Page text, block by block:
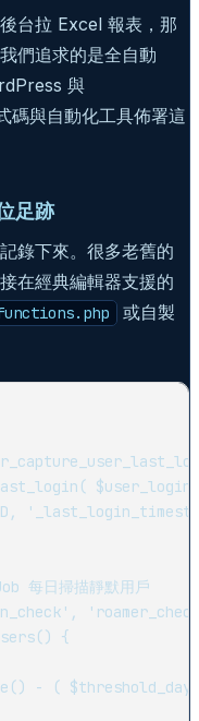
台拉 Excel 報表，那
們追求的是全自動
與
碼與自動化工具佈署這
足跡
錄下來。很多老舊的
在經典編輯器支援的
或自製
每日掃描靜默用戶
{
- (